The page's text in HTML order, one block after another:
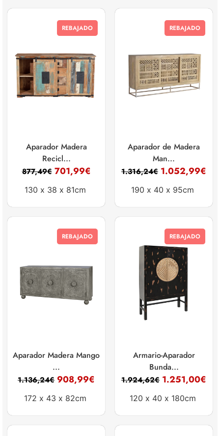
REBAJADO
Aparador Madera
Recicl...
877,49€ 701,99€
130 x 38 x 81cm
REBAJADO
Aparador de Madera
Man...
1.316,24€ 1.052,99€
190 x 40 x 95cm
REBAJADO
Aparador Madera Mango
...
1.136,24€ 908,99€
172 x 43 x 82cm
REBAJADO
Armario-Aparador
Bunda...
1.924,62€ 1.251,00€
120 x 40 x 180cm